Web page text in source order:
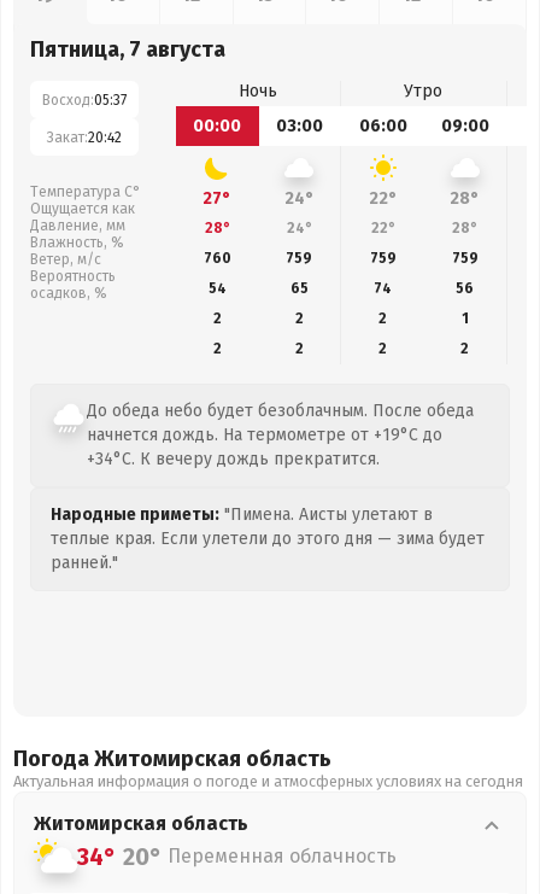
Пятница, 7 августа
Восход:05:37
Закат:20:42
Температура С°
Ощущается как
Давление, мм
Влажность, %
Ветер, м/с
Вероятность
осадков, %
Ночь
Утро
00:00
03:00 06:00 09:00
27° 24° 22° 28°
28° 24° 22° 28°
760
759 759 759
54
65 74 56
2
2 2
1
2
2 2 2
До обеда небо будет безоблачным. После обеда
начнется дождь. На термометре от +19°C до
+34°C. К вечеру дождь прекратится.
Народные приметы: "Пимена. Аисты улетают в
теплые края. Если улетели до этого дня — зима будет
ранней."
Погода Житомирская область
Актуальная информация о погоде и атмосферных условиях на сегодня
Житомирская область
34° 20° Переменная облачность